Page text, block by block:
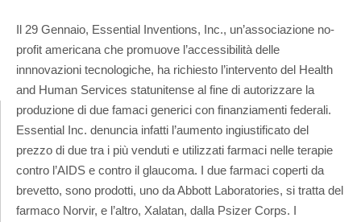
Il 29 Gennaio, Essential Inventions, Inc., un’associazione no-
profit americana che promuove l’accessibilità delle
innnovazioni tecnologiche, ha richiesto l’intervento del Health
and Human Services statunitense al fine di autorizzare la
produzione di due famaci generici con finanziamenti federali.
Essential Inc. denuncia infatti l’aumento ingiustificato del
prezzo di due tra i più venduti e utilizzati farmaci nelle terapie
contro l’AIDS e contro il glaucoma. I due farmaci coperti da
brevetto, sono prodotti, uno da Abbott Laboratories, si tratta del
farmaco Norvir, e l’altro, Xalatan, dalla Psizer Corps. I